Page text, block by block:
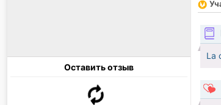
Оставить отзыв
La